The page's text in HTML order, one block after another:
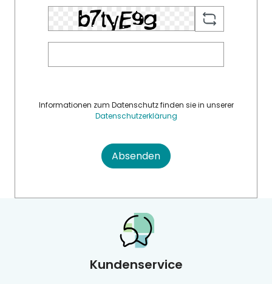
Informationen zum Datenschutz finden sie in unserer
Datenschutzerklärung
Absenden
Kundenservice